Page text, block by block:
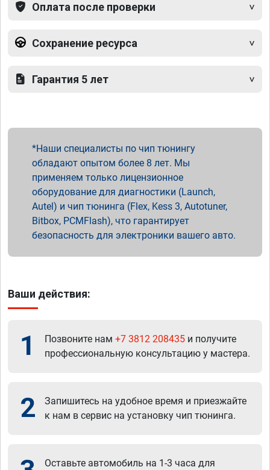
Оплата после проверки
Сохранение ресурса
Гарантия 5 лет
Наши специалисты по чип тюнингу
обладают опытом более 8 лет. Мы
применяем только лицензионное
оборудование для диагностики (Launch,
Autel) и чип тюнинга (Flex, Kess 3, Autotuner,
Bitbox, PCMFlash), что гарантирует
безопасность для электроники вашего авто.
Ваши действия:
1 Позвоните нам +7 3812 208435 и получите
профессиональную консультацию у мастера.
2
Запишитесь на удобное время и приезжайте
к нам в сервис на установку чип тюнинга.
Оставьте автомобиль на 1-3 часа для